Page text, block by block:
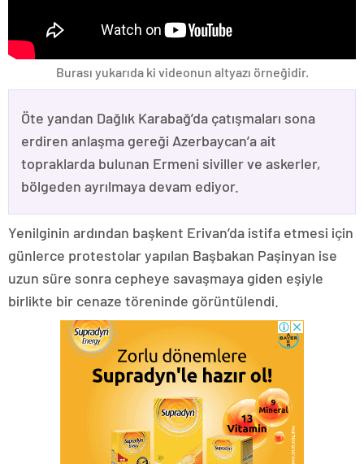
Burası yukarıda ki videonun altyazı örneğidir.
Öte yandan Dağlık Karabağ’da çatışmaları sona
erdiren anlaşma gereği Azerbaycan’a ait
topraklarda bulunan Ermeni siviller ve askerler,
bölgeden ayrılmaya devam ediyor.
Yenilginin ardından başkent Erivan’da istifa etmesi için
günlerce protestolar yapılan Başbakan Paşinyan ise
uzun süre sonra cepheye savaşmaya giden eşiyle
birlikte bir cenaze töreninde görüntülendi.